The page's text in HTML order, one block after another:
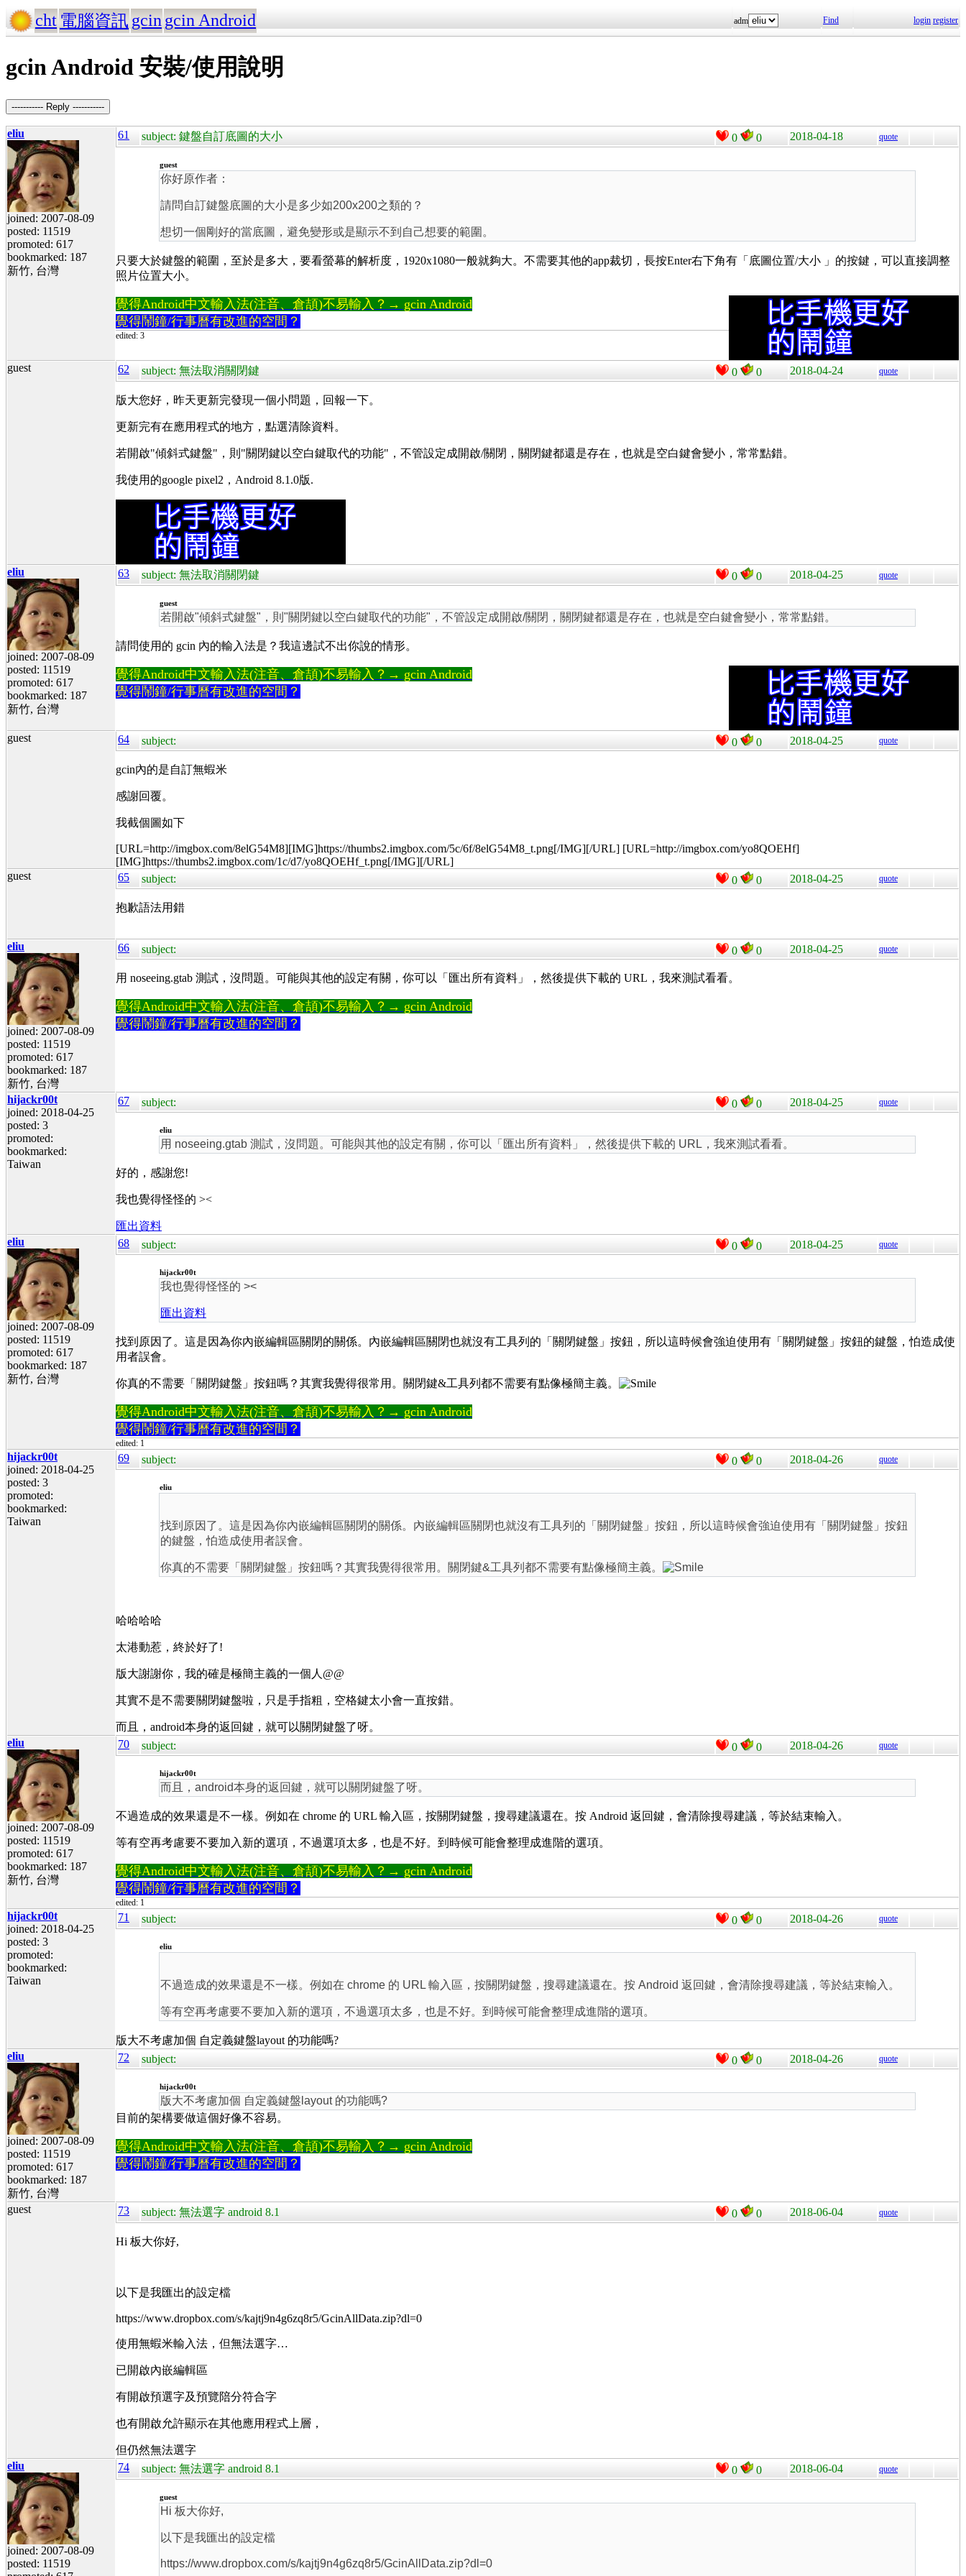
cht 電腦資訊 gcin gcin Android adm Find login register
gcin Android 安裝/使用說明
----------- Reply -----------
eliu
joined: 2007-08-09
posted: 11519
promoted: 617
bookmarked: 187
新竹, 台灣
61 subject: 鍵盤自訂底圖的大小 0 0 2018-04-18 quote
guest
你好原作者：
請問自訂鍵盤底圖的大小是多少如200x200之類的？
想切一個剛好的當底圖，避免變形或是顯示不到自己想要的範圍。
只要大於鍵盤的範圍，至於是多大，要看螢幕的解析度，1920x1080一般就夠大。不需要其他的app裁切，長按Enter右下角有「底圖位置/大小 」的按鍵，可以直接調整
照片位置大小。
覺得Android中文輸入法(注音、倉頡)不易輸入？→ gcin Android
覺得鬧鐘/行事曆有改進的空間？
edited: 3
guest 62 subject: 無法取消關閉鍵 0 0 2018-04-24 quote
版大您好，昨天更新完發現一個小問題，回報一下。
更新完有在應用程式的地方，點選清除資料。
若開啟"傾斜式鍵盤"，則"關閉鍵以空白鍵取代的功能"，不管設定成開啟/關閉，關閉鍵都還是存在，也就是空白鍵會變小，常常點錯。
我使用的google pixel2，Android 8.1.0版.
eliu
joined: 2007-08-09
posted: 11519
promoted: 617
bookmarked: 187
新竹, 台灣
63 subject: 無法取消關閉鍵 0 0 2018-04-25 quote
guest
若開啟"傾斜式鍵盤"，則"關閉鍵以空白鍵取代的功能"，不管設定成開啟/關閉，關閉鍵都還是存在，也就是空白鍵會變小，常常點錯。
請問使用的 gcin 內的輸入法是？我這邊試不出你說的情形。
覺得Android中文輸入法(注音、倉頡)不易輸入？→ gcin Android
覺得鬧鐘/行事曆有改進的空間？
guest 64 subject: 0 0 2018-04-25 quote
gcin內的是自訂無蝦米
感謝回覆。
我截個圖如下
[URL=http://imgbox.com/8elG54M8][IMG]https://thumbs2.imgbox.com/5c/6f/8elG54M8_t.png[/IMG][/URL] [URL=http://imgbox.com/yo8QOEHf]
[IMG]https://thumbs2.imgbox.com/1c/d7/yo8QOEHf_t.png[/IMG][/URL]
guest
65 subject: 0 0 2018-04-25 quote
抱歉語法用錯
eliu
joined: 2007-08-09
posted: 11519
promoted: 617
bookmarked: 187
新竹, 台灣
66 subject: 0 0 2018-04-25 quote
用 noseeing.gtab 測試，沒問題。可能與其他的設定有關，你可以「匯出所有資料」，然後提供下載的 URL，我來測試看看。
覺得Android中文輸入法(注音、倉頡)不易輸入？→ gcin Android
覺得鬧鐘/行事曆有改進的空間？
hijackr00t
joined: 2018-04-25
posted: 3
promoted:
bookmarked:
Taiwan
67 subject: 0 0 2018-04-25 quote
eliu
用 noseeing.gtab 測試，沒問題。可能與其他的設定有關，你可以「匯出所有資料」，然後提供下載的 URL，我來測試看看。
好的，感謝您!
我也覺得怪怪的 ><
匯出資料
eliu
joined: 2007-08-09
posted: 11519
promoted: 617
bookmarked: 187
新竹, 台灣
68 subject: 0 0 2018-04-25 quote
hijackr00t
我也覺得怪怪的 ><
匯出資料
找到原因了。這是因為你內嵌編輯區關閉的關係。內嵌編輯區關閉也就沒有工具列的「關閉鍵盤」按鈕，所以這時候會強迫使用有「關閉鍵盤」按鈕的鍵盤，怕造成使
用者誤會。
你真的不需要「關閉鍵盤」按鈕嗎？其實我覺得很常用。關閉鍵&工具列都不需要有點像極簡主義。
覺得Android中文輸入法(注音、倉頡)不易輸入？→ gcin Android
覺得鬧鐘/行事曆有改進的空間？
edited: 1
hijackr00t
joined: 2018-04-25
posted: 3
promoted:
bookmarked:
Taiwan
69 subject: 0 0 2018-04-26 quote
eliu
找到原因了。這是因為你內嵌編輯區關閉的關係。內嵌編輯區關閉也就沒有工具列的「關閉鍵盤」按鈕，所以這時候會強迫使用有「關閉鍵盤」按鈕
的鍵盤，怕造成使用者誤會。
你真的不需要「關閉鍵盤」按鈕嗎？其實我覺得很常用。關閉鍵&工具列都不需要有點像極簡主義。
哈哈哈哈
太港動惹，終於好了!
版大謝謝你，我的確是極簡主義的一個人@@
其實不是不需要關閉鍵盤啦，只是手指粗，空格鍵太小會一直按錯。
而且，android本身的返回鍵，就可以關閉鍵盤了呀。
eliu
joined: 2007-08-09
posted: 11519
promoted: 617
bookmarked: 187
新竹, 台灣
70 subject: 0 0 2018-04-26 quote
hijackr00t
而且，android本身的返回鍵，就可以關閉鍵盤了呀。
不過造成的效果還是不一樣。例如在 chrome 的 URL 輸入區，按關閉鍵盤，搜尋建議還在。按 Android 返回鍵，會清除搜尋建議，等於結束輸入。
等有空再考慮要不要加入新的選項，不過選項太多，也是不好。到時候可能會整理成進階的選項。
覺得Android中文輸入法(注音、倉頡)不易輸入？→ gcin Android
覺得鬧鐘/行事曆有改進的空間？
edited: 1
hijackr00t
joined: 2018-04-25
posted: 3
promoted:
bookmarked:
Taiwan
71 subject: 0 0 2018-04-26 quote
eliu
不過造成的效果還是不一樣。例如在 chrome 的 URL 輸入區，按關閉鍵盤，搜尋建議還在。按 Android 返回鍵，會清除搜尋建議，等於結束輸入。
等有空再考慮要不要加入新的選項，不過選項太多，也是不好。到時候可能會整理成進階的選項。
版大不考慮加個 自定義鍵盤layout 的功能嗎?
eliu
joined: 2007-08-09
posted: 11519
promoted: 617
bookmarked: 187
新竹, 台灣
72 subject: 0 0 2018-04-26 quote
hijackr00t
版大不考慮加個 自定義鍵盤layout 的功能嗎?
目前的架構要做這個好像不容易。
覺得Android中文輸入法(注音、倉頡)不易輸入？→ gcin Android
覺得鬧鐘/行事曆有改進的空間？
guest 73 subject: 無法選字 android 8.1 0 0 2018-06-04 quote
Hi 板大你好,
以下是我匯出的設定檔
https://www.dropbox.com/s/kajtj9n4g6zq8r5/GcinAllData.zip?dl=0
使用無蝦米輸入法，但無法選字…
已開啟內嵌編輯區
有開啟預選字及預覽陪分符合字
也有開啟允許顯示在其他應用程式上層，
但仍然無法選字
eliu
joined: 2007-08-09
posted: 11519
74 subject: 無法選字 android 8.1 0 0 2018-06-04 quote
guest
Hi 板大你好,
以下是我匯出的設定檔
https://www.dropbox.com/s/kajtj9n4g6zq8r5/GcinAllData.zip?dl=0